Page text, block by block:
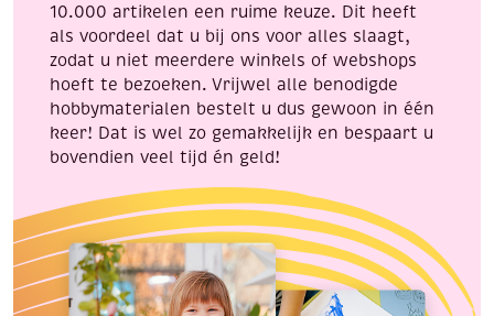
10.000 artikelen een ruime keuze. Dit heeft
als voordeel dat u bij ons voor alles slaagt,
zodat u niet meerdere winkels of webshops
hoeft te bezoeken. Vrijwel alle benodigde
hobbymaterialen bestelt u dus gewoon in één
keer! Dat is wel zo gemakkelijk en bespaart u
bovendien veel tijd én geld!